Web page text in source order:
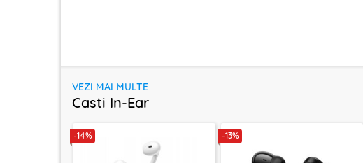
VEZI MAI MULTE
Casti In-Ear
-14% -13%